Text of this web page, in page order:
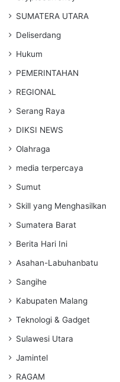
SUMATERA UTARA
Deliserdang
Hukum
PEMERINTAHAN
REGIONAL
Serang Raya
DIKSI NEWS
Olahraga
media terpercaya
Sumut
Skill yang Menghasilkan
Sumatera Barat
Berita Hari Ini
Asahan-Labuhanbatu
Sangihe
Kabupaten Malang
Teknologi & Gadget
Sulawesi Utara
Jamintel
RAGAM